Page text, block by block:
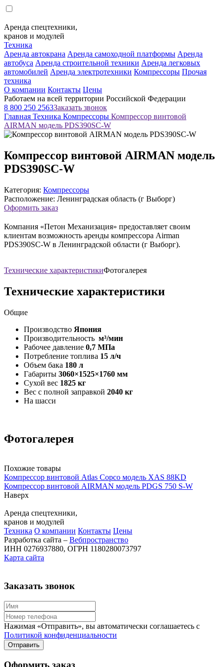
Аренда спецтехники,
кранов и модулей
Техника
Аренда автокрана Аренда самоходной платформы Аренда
автобуса Аренда строительной техники Аренда легковых
автомобилей Аренда электротехники Компрессоры Прочая
техника
О компании Контакты Цены
Работаем на всей территории Российской Федерации
8 800 250 2563Заказать звонок
Главная Техника Компрессоры Компрессор винтовой
AIRMAN модель PDS390SC-W
Компрессор винтовой AIRMAN модель
PDS390SC-W
Категория: Компрессоры
Расположение: Ленинградская область (г Выборг)
Оформить заказ
Компания «Петон Механизация» предоставляет своим
клиентам возможность аренды компрессора Airman
PDS390SC-W в Ленинградской области (г Выборг).
Технические характеристикиФотогалерея
Технические характеристики
Общие
Производство Япония
Производительность м³/мин
Рабочее давление 0,7 МПа
Потребление топлива 15 л/ч
Объем бака 180 л
Габариты 3060×1525×1760 мм
Сухой вес 1825 кг
Вес с полной заправкой 2040 кг
На шасси
Фотогалерея
Похожие товары
Компрессор винтовой Atlas Copco модель XAS 88KD
Компрессор винтовой AIRMAN модель PDGS 750 S-W
Наверх
Аренда спецтехники,
кранов и модулей
Техника О компании Контакты Цены
Разработка сайта – Вебпространство
ИНН 0276937880, ОГРН 1180280073797
Карта сайта
Заказать звонок
Нажимая «Отправить», вы автоматически соглашаетесь с
Политикой конфиденциальности
Оформить заказ